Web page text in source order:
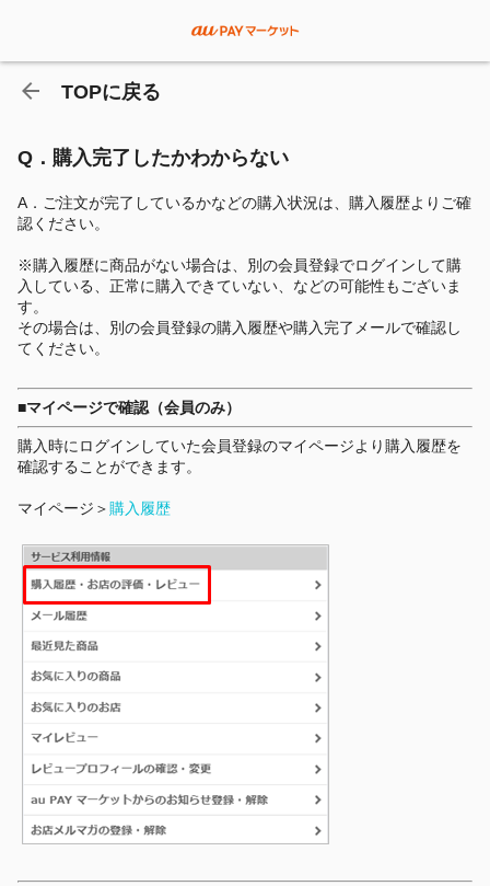
TOPに戻る
Q．購入完了したかわからない
A．ご注文が完了しているかなどの購入状況は、購入履歴よりご確
認ください。
※購入履歴に商品がない場合は、別の会員登録でログインして購
入している、正常に購入できていない、などの可能性もございま
す。
その場合は、別の会員登録の購入履歴や購入完了メールで確認し
てください。
■マイページで確認（会員のみ）
購入時にログインしていた会員登録のマイページより購入履歴を
確認することができます。
マイページ＞ 購入履歴